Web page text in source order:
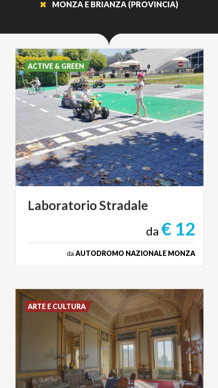
MONZA E BRIANZA (PROVINCIA)
LaboratorioStradale
da € 12
da AUTODROMO NAZIONALE MONZA
ACTIVE & GREEN
ARTE E CULTURA